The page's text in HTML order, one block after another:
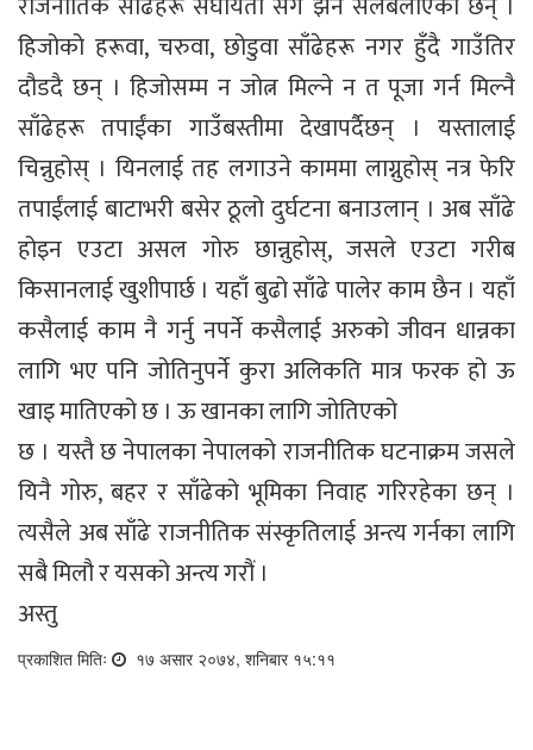
हिजोको हरूवा, चरुवा, छोडुवा साँढेहरू नगर हुँदै गाउँतिर
दौडदै छन् । हिजोसम्म न जोत्न मिल्ने न त पूजा गर्न मिल्नै
साँढेहरू तपाईंका गाउँबस्तीमा देखापर्दैछन् । यस्तालाई
चिन्नुहोस् । यिनलाई तह लगाउने काममा लाग्नुहोस् नत्र फेरि
तपाईंलाई बाटाभरी बसेर ठूलो दुर्घटना बनाउलान् । अब साँढे
होइन एउटा असल गोरु छान्नुहोस्, जसले एउटा गरीब
किसानलाई खुशीपार्छ । यहाँ बुढो साँढे पालेर काम छैन । यहाँ
कसैलाई काम नै गर्नु नपर्ने कसैलाई अरुको जीवन धान्नका
लागि भए पनि जोतिनुपर्ने कुरा अलिकति मात्र फरक हो ऊ
खाइ मातिएको छ । ऊ खानका लागि जोतिएको
छ । यस्तै छ नेपालका नेपालको राजनीतिक घटनाक्रम जसले
यिनै गोरु, बहर र साँढेको भूमिका निवाह गरिरहेका छन् ।
त्यसैले अब साँढे राजनीतिक संस्कृतिलाई अन्त्य गर्नका लागि
सबै मिलौ र यसको अन्त्य गरौं ।
अस्तु
प्रकाशित मितिः १७ असार २०७४, शनिबार १५:११